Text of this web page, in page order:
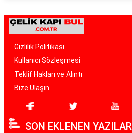
Gizlilik Politikası
Kullanıcı Sözleşmesi
Teklif Hakları ve Alıntı
Bize Ulaşın
SON EKLENEN YAZILAR